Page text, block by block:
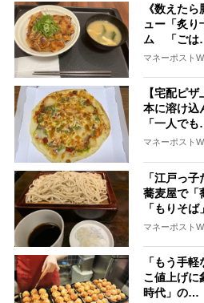
《数えた
ュー「炙り
ム 「ご
マネーポスト
【宅配ピ
本に溶け込
「一人で
マネーポスト
「江戸っ
蕎麦屋で「
「もりそ
マネーポスト
「もう手
こ値上げに
時代」の…